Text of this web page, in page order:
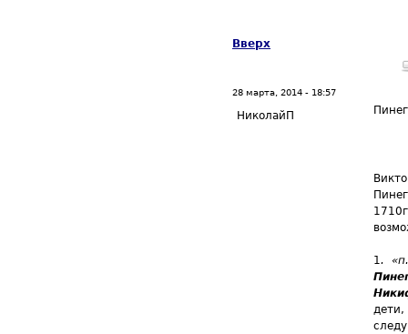
Вверх
28 марта, 2014 - 18:57
НиколайП
1.
дети,